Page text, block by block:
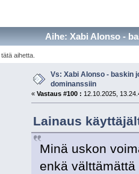
Aihe: Xabi Alonso -
aihetta.
Vs: Xabi Alonso - baskin
dominanssiin
« Vastaus #100 : 12.10.2025,
Lainaus
Minä uskon
enkä